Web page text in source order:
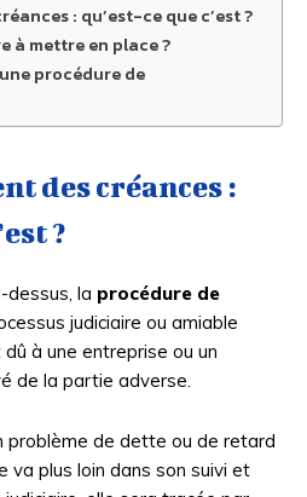
: qu’est-ce que c’est ?
à mettre en place ?
procédure de
des créances :
?
dessus, la procédure de
judiciaire ou amiable
à une entreprise ou un
de la partie adverse.
problème de dette ou de retard
va plus loin dans son suivi et